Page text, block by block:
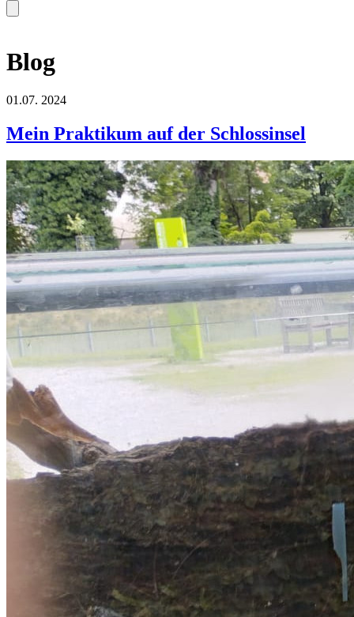
Blog
01.07. 2024
Mein Praktikum auf der Schlossinsel